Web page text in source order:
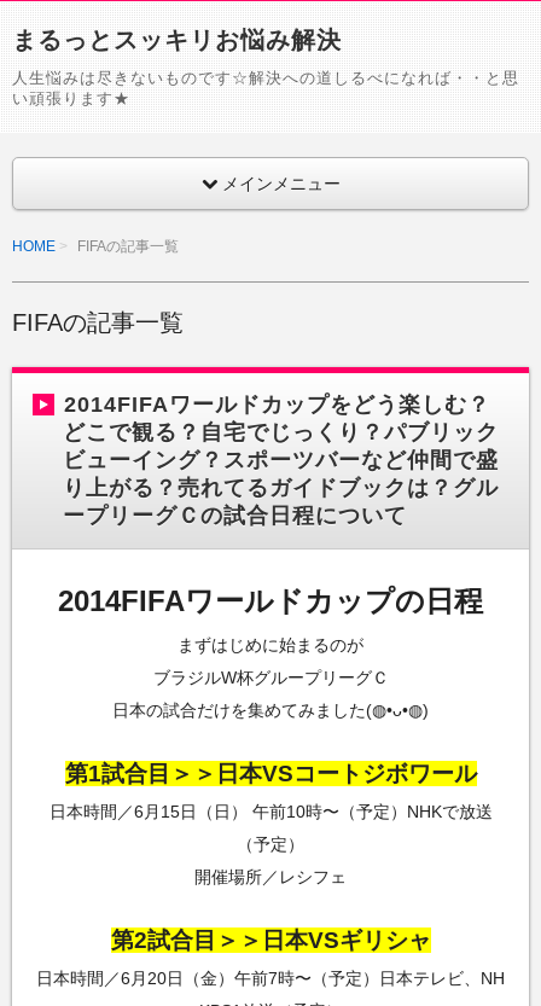
まるっとスッキリお悩み解決
人生悩みは尽きないものです☆解決への道しるべになれば・・と思
い頑張ります★
メインメニュー
HOME FIFAの記事一覧
FIFAの記事一覧
2014FIFAワールドカップをどう楽しむ？
どこで観る？自宅でじっくり？パブリック
ビューイング？スポーツバーなど仲間で盛
り上がる？売れてるガイドブックは？グル
ープリーグＣの試合日程について
2014FIFAワールドカップの日程
まずはじめに始まるのが
ブラジルW杯グループリーグＣ
日本の試合だけを集めてみました(◍•ᴗ•◍)
第1試合目＞＞日本VSコートジボワール
日本時間／6月15日（日） 午前10時〜（予定）NHKで放送
（予定）
開催場所／レシフェ
第2試合目＞＞日本VSギリシャ
日本時間／6月20日（金）午前7時〜（予定）日本テレビ、NH